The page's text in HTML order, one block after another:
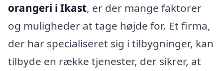
orangeri i Ikast, er der mange faktorer
og muligheder at tage højde for. Et firma,
der har specialiseret sig i tilbygninger, kan
tilbyde en række tjenester, der sikrer, at